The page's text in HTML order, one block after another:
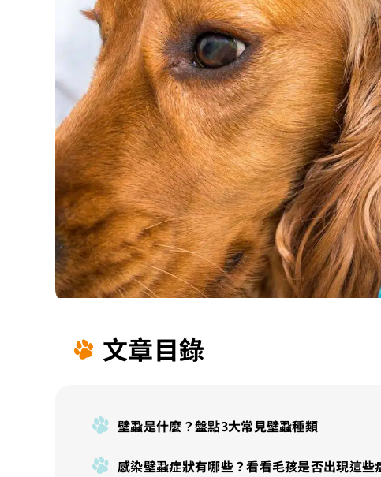
文章目錄
壁蝨是什麼？盤點3大常見壁蝨種類
感染壁蝨症狀有哪些？看看毛孩是否出現這些